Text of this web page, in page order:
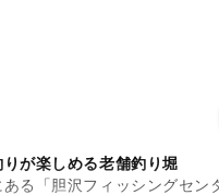
が楽しめる老舗釣り堀
る「胆沢フィッシングセン